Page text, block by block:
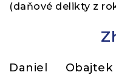
(daňové delikty z
Daniel